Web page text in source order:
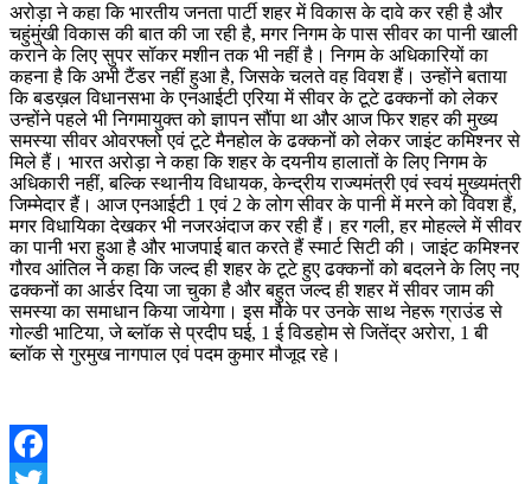
अरोड़ा ने कहा कि भारतीय जनता पार्टी शहर में विकास के दावे कर रही है और
चहुंमुंखी विकास की बात की जा रही है, मगर निगम के पास सीवर का पानी खाली
कराने के लिए सुपर सॉकर मशीन तक भी नहीं है। निगम के अधिकारियों का
कहना है कि अभी टैंडर नहीं हुआ है, जिसके चलते वह विवश हैं। उन्होंने बताया
कि बडख़ल विधानसभा के एनआईटी एरिया में सीवर के टूटे ढक्कनों को लेकर
उन्होंने पहले भी निगमायुक्त को ज्ञापन सौंपा था और आज फिर शहर की मुख्य
समस्या सीवर ओवरफ्लो एवं टूटे मैनहोल के ढक्कनों को लेकर जाइंट कमिश्नर से
मिले हैं। भारत अरोड़ा ने कहा कि शहर के दयनीय हालातों के लिए निगम के
अधिकारी नहीं, बल्कि स्थानीय विधायक, केन्द्रीय राज्यमंत्री एवं स्वयं मुख्यमंत्री
जिम्मेदार हैं। आज एनआईटी 1 एवं 2 के लोग सीवर के पानी में मरने को विवश हैं,
मगर विधायिका देखकर भी नजरअंदाज कर रही हैं। हर गली, हर मोहल्ले में सीवर
का पानी भरा हुआ है और भाजपाई बात करते हैं स्मार्ट सिटी की। जाइंट कमिश्नर
गौरव आंतिल ने कहा कि जल्द ही शहर के टूटे हुए ढक्कनों को बदलने के लिए नए
ढक्कनों का आर्डर दिया जा चुका है और बहुत जल्द ही शहर में सीवर जाम की
समस्या का समाधान किया जायेगा। इस मौके पर उनके साथ नेहरू ग्राउंड से
गोल्डी भाटिया, जे ब्लॉक से प्रदीप घई, 1 ई विडहोम से जितेंद्र अरोरा, 1 बी
ब्लॉक से गुरमुख नागपाल एवं पदम कुमार मौजूद रहे।